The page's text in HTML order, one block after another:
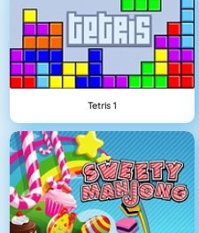
Tetris 1